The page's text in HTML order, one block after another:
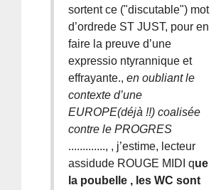
sortent ce ("discutable") mot
d’ordrede ST JUST, pour en
faire la preuve d’une
expressio ntyrannique et
effrayante.,en oubliant le
contexte d’une
EUROPE(déjà !!) coalisée
contre le PROGRES
............., , j’estime, lecteur
assidude ROUGE MIDI que
la poubelle , les WC sont